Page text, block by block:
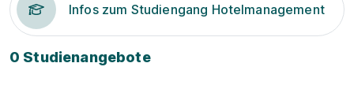
Infos zum Studiengang Hotelmanagement
0 Studienangebote